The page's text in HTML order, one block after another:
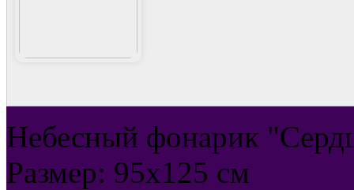
Небесный фонарик
Размер: 95х125 см